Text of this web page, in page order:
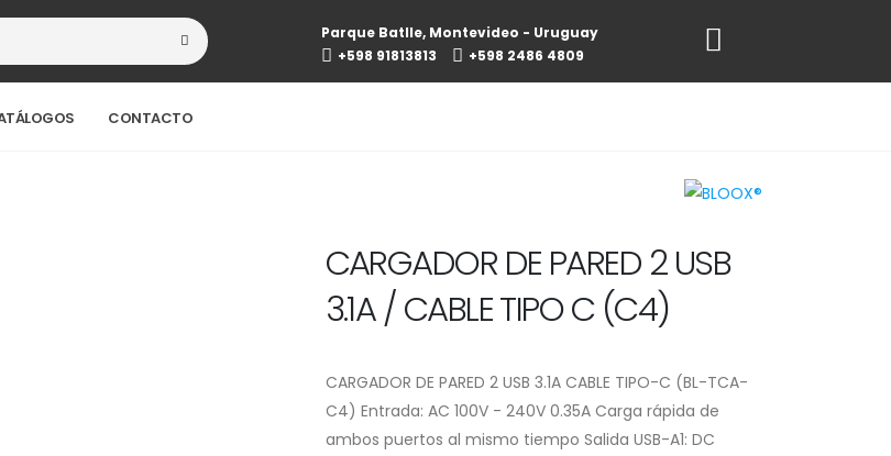
Parque Batlle, Montevideo - Uruguay
+598 91813813
+598 2486 4809
CONTACTO
CARGADOR DE PARED 2 USB
3.1A / CABLE TIPO C (C4)
CARGADOR DE PARED 2 USB 3.1A CABLE TIPO-C (BL-TCA-
C4) Entrada: AC 100V - 240V 0.35A Carga rápida de
ambos puertos al mismo tiempo Salida USB-A1: DC